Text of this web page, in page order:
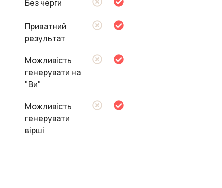
Без черги
Приватний
результат
Можливість
генерувати на
"Ви"
Можливість
генерувати
вірші